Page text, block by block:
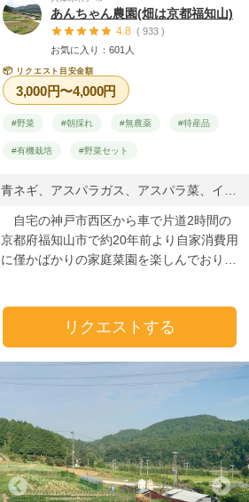
あんちゃん農園(畑は京都福知山)
4.8 ( 933 )
お気に入り：601人
📦 リクエスト目安金額
3,000円〜4,000円
#野菜 #朝採れ #無農薬 #特産品
#有機栽培 #野菜セット
自宅の神戸市西区から車で片道2時間の
京都府福知山市で約20年前より自家消費用
に僅かばかりの家庭菜園を楽しんでおりま
た。 元肥には地元の養鶏業者さんの
『鬼に金棒』と言う凄いネーミングの鶏糞
一切使用しない栽培にこだわっておりま
れ、また青虫が付いていることもあります
が家族には『虫が食べる野菜は人が食べて
も大丈夫との証』と言い聞かせておりま
す。 しかし、虫に食べられた野菜は見
た目が悪く商品価値が無くなるため葉物野
リクエストする
Next Previous